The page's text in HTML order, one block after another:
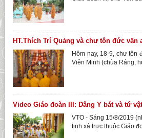
HT.Thích Trí Quảng và chư tôn đức vấn
Hôm nay, 18-9, chư tôn
Viên Minh (chùa Ráng,
Video Giáo đoàn III: Dâng Y bát và tứ
VTO - Sáng 15/8/2019
tịnh xá trực thuộc Giáo